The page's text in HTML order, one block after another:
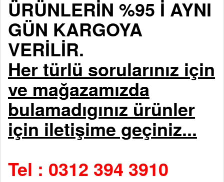
ÜRÜNLERİN %95 İ AYNI
GÜN KARGOYA
VERİLİR.
Her türlü sorularınız için
ve mağazamızda
bulamadıgınız ürünler
için iletişime geçiniz...
Tel : 0312 394 3910